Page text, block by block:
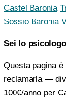
Castel Baronia
Sossio Baronia
Sei lo
Questa pagina
reclamarla —
100€/anno per